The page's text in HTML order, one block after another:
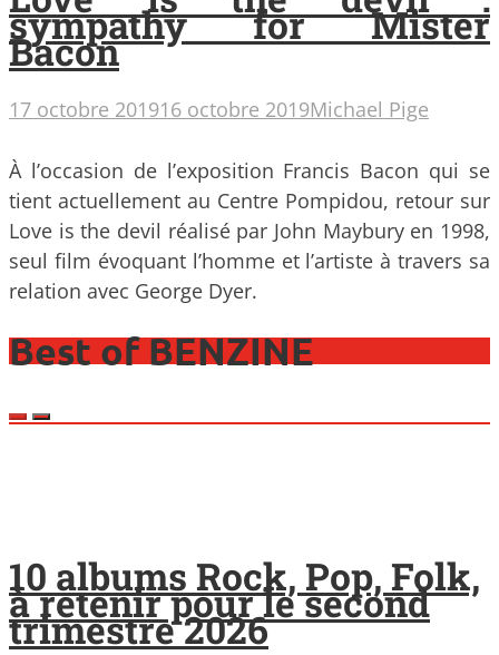
sympathy for Mister
Bacon
17 octobre 201916 octobre 2019Michael Pige
À l’occasion de l’exposition Francis Bacon qui se
tient actuellement au Centre Pompidou, retour sur
Love is the devil réalisé par John Maybury en 1998,
seul film évoquant l’homme et l’artiste à travers sa
relation avec George Dyer.
Best of BENZINE
10 albums Rock, Pop, Folk,
à retenir pour le second
trimestre 2026